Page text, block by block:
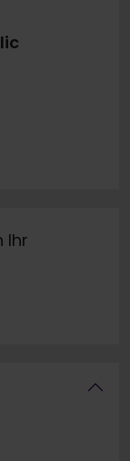
Ihr